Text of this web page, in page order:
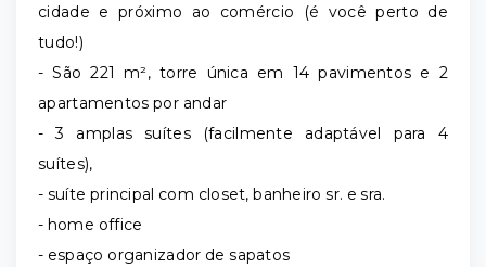
cidade e próximo ao comércio (é você perto de
tudo!)
- São 221 m², torre única em 14 pavimentos e 2
apartamentos por andar
- 3 amplas suítes (facilmente adaptável para 4
suítes),
- suíte principal com closet, banheiro sr. e sra.
- home office
- espaço organizador de sapatos